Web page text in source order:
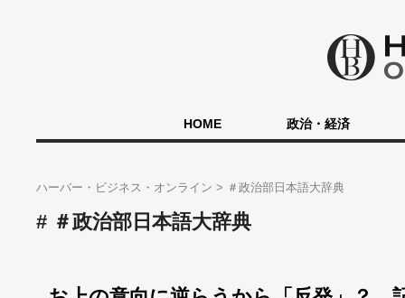
HOME 政治・経済
ハーバー・ビジネス・オンライン ＃政治部日本語大辞典
＃政治部日本語大辞典